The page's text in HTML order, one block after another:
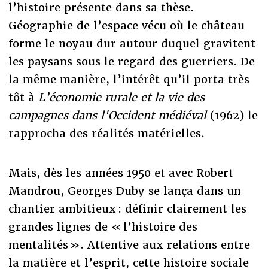
l’histoire présente dans sa thèse.
Géographie de l’espace vécu où le château
forme le noyau dur autour duquel gravitent
les paysans sous le regard des guerriers. De
la même manière, l’intérêt qu’il porta très
tôt à L’économie rurale et la vie des
campagnes dans l'Occident médiéval (1962) le
rapprocha des réalités matérielles.
Mais, dès les années 1950 et avec Robert
Mandrou, Georges Duby se lança dans un
chantier ambitieux : définir clairement les
grandes lignes de « l’histoire des
mentalités ». Attentive aux relations entre
la matière et l’esprit, cette histoire sociale